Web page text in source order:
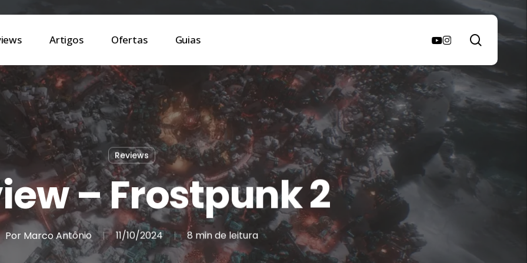
Artigos Ofertas Guias search
youtube
instagram
Reviews
– Frostpunk 2
Por Marco Antônio 11/10/2024 8 min de leitura